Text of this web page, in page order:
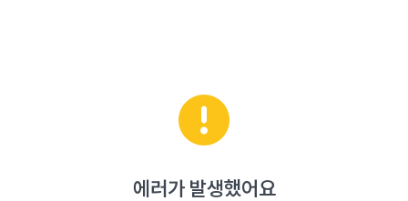
에러가 발생했어요